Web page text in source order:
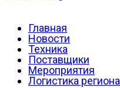
Главная
Новости
Техника
Поставщики
Мероприятия
Логистика региона